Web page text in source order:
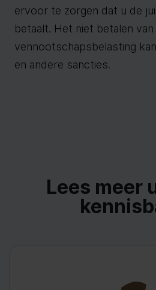
ervoor te zorgen dat u de
betaalt. Het niet betalen van
vennootschapsbelasting
en andere sancties.
Lees meer